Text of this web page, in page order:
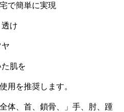
で簡単に実現
け
肌を
用を推奨します。
体、首、鎖骨、」手、肘、踵